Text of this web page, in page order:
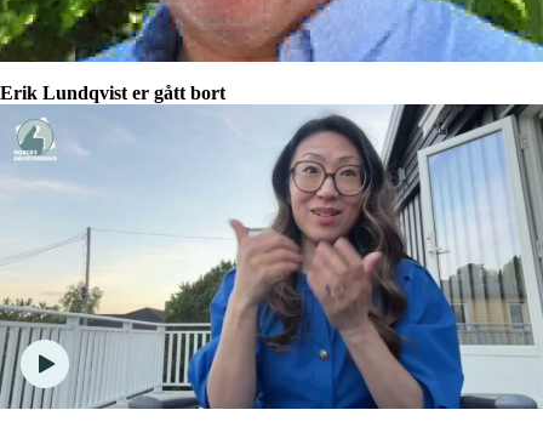
Erik Lundqvist er gått bort